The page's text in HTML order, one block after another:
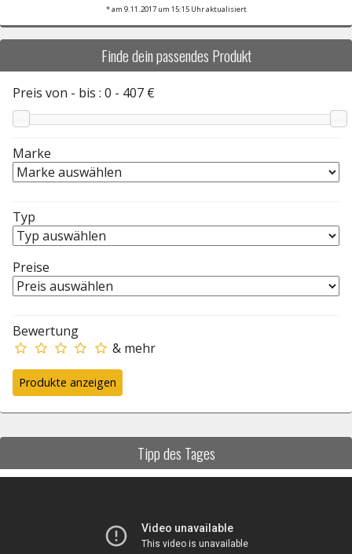
* am 9.11.2017 um 15:15 Uhr aktualisiert
Finde dein passendes Produkt
Preis von - bis : 0 - 407 €
Marke
Typ
Preise
Bewertung
& mehr
Tipp des Tages